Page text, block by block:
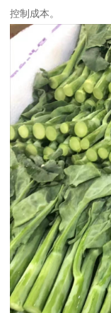
控制成本。